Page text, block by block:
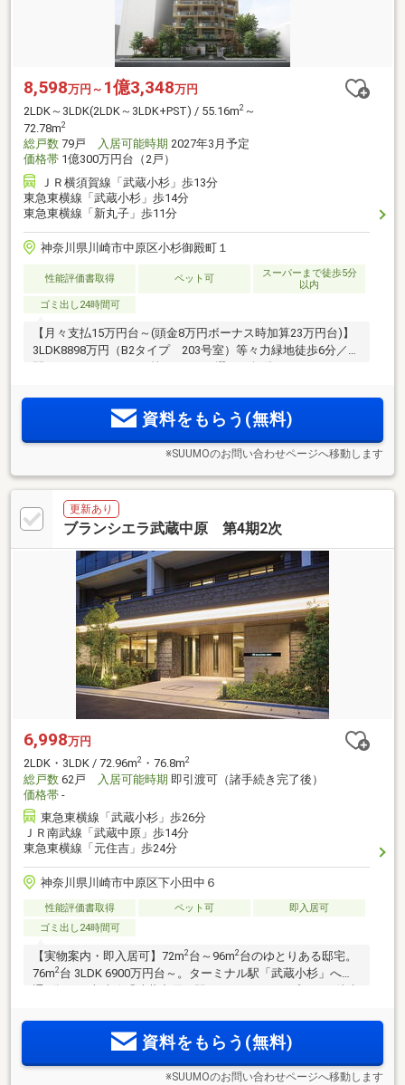
8,598万円～ 1億3,348万円
2LDK～3LDK(2LDK～3LDK+PST) / 55.16m2 ～
72.78m2
総戸数 79戸 入居可能時期 2027年3月予定
価格帯 1億300万円台（2戸）
ＪＲ横須賀線「武蔵小杉」歩13分
東急東横線「武蔵小杉」歩14分
東急東横線「新丸子」歩11分
神奈川県川崎市中原区小杉御殿町１
性能評価書取得 ペット可
スーパーまで徒歩5分
以内
ゴミ出し24時間可
【月々支払15万円台～(頭金8万円ボーナス時加算23万円台)】
3LDK8898万円（B2タイプ 203号室）等々力緑地徒歩6分／土
間・ランドリールーム等／8種から選べる無償インテリアセレ
続する立体庭園空間／ZEH-M Oriented取得
資料をもらう(無料)
※SUUMOのお問い合わせページへ移動します
更新あり
ブランシエラ武蔵中原 第4期2次
6,998万円
2LDK・3LDK / 72.96m2 ・76.8m2
総戸数 62戸 入居可能時期 即引渡可（諸手続き完了後）
価格帯 -
東急東横線「武蔵小杉」歩26分
ＪＲ南武線「武蔵中原」歩14分
東急東横線「元住吉」歩24分
神奈川県川崎市中原区下小田中６
性能評価書取得 ペット可
即入居可
ゴミ出し24時間可
【実物案内・即入居可】72m2台～96m2台のゆとりある邸宅。
76m2台 3LDK 6900万円台～。ターミナル駅「武蔵小杉」へ直
め、床下収納や土間プランなど収納豊富な間取りプランも魅
資料をもらう(無料)
※SUUMOのお問い合わせページへ移動します